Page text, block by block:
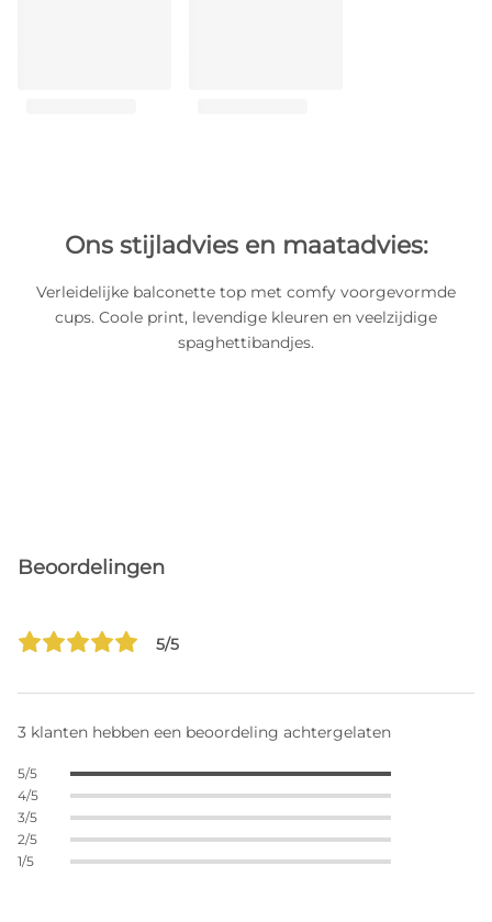
Ons stijladvies en maatadvies:
Verleidelijke balconette top met comfy voorgevormde
cups. Coole print, levendige kleuren en veelzijdige
spaghettibandjes.
Beoordelingen
5/5
3 klanten hebben een beoordeling achtergelaten
5/5
4/5
3/5
2/5
1/5